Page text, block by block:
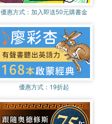
優惠方式： 加入即送50元購書金
優惠方式： 19折起